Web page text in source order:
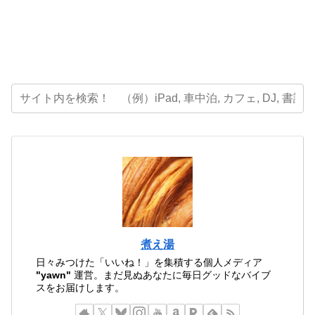
煮え湯
日々みつけた「いいね！」を集積する個人メディア
"yawn" 運営。まだ見ぬあなたに毎日グッドなバイブ
スをお届けします。